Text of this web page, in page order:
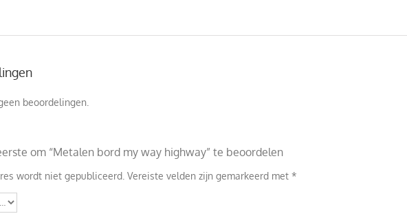
beoordelingen.
om “Metalen bord my way highway” te beoordelen
wordt niet gepubliceerd. Vereiste velden zijn gemarkeerd met *